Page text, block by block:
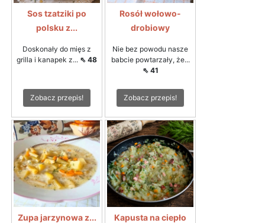
Sos tzatziki po
polsku z...
Doskonały do mięs z
grilla i kanapek z... ⇖ 48
Zobacz przepis!
Rosół wołowo-
drobiowy
Nie bez powodu nasze
babcie powtarzały, że...
⇖ 41
Zobacz przepis!
Zupa jarzynowa z... Kapusta na ciepło